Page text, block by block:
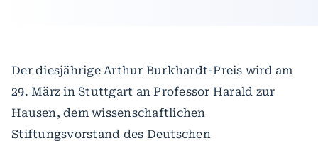
Der diesjährige Arthur Burkhardt-Preis wird am
29. März in Stuttgart an Professor Harald zur
Hausen, dem wissenschaftlichen
Stiftungsvorstand des Deutschen